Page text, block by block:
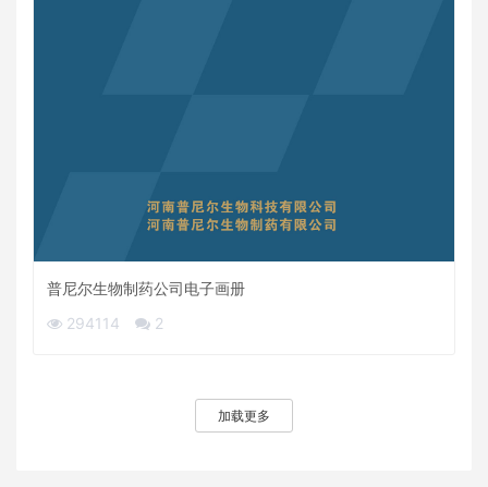
普尼尔生物制药公司电子画册
294114
2
加载更多